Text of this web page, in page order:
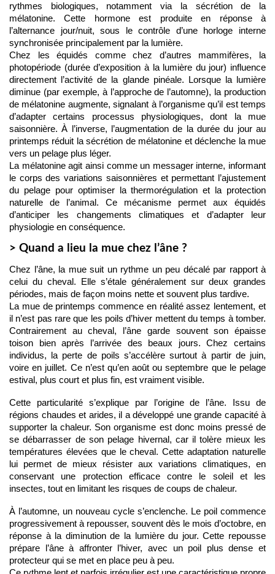
rythmes biologiques, notamment via la sécrétion de la
mélatonine. Cette hormone est produite en réponse à
l’alternance jour/nuit, sous le contrôle d’une horloge interne
synchronisée principalement par la lumière.
Chez les équidés comme chez d’autres mammifères, la
photopériode (durée d’exposition à la lumière du jour) influence
directement l’activité de la glande pinéale. Lorsque la lumière
diminue (par exemple, à l’approche de l’automne), la production
de mélatonine augmente, signalant à l’organisme qu’il est temps
d’adapter certains processus physiologiques, dont la mue
saisonnière. À l’inverse, l’augmentation de la durée du jour au
printemps réduit la sécrétion de mélatonine et déclenche la mue
vers un pelage plus léger.
La mélatonine agit ainsi comme un messager interne, informant
le corps des variations saisonnières et permettant l’ajustement
du pelage pour optimiser la thermorégulation et la protection
naturelle de l’animal. Ce mécanisme permet aux équidés
d’anticiper les changements climatiques et d’adapter leur
physiologie en conséquence.
> Quand a lieu la mue chez l’âne ?
Chez l’âne, la mue suit un rythme un peu décalé par rapport à
celui du cheval. Elle s’étale généralement sur deux grandes
périodes, mais de façon moins nette et souvent plus tardive.
La mue de printemps commence en réalité assez lentement, et
il n’est pas rare que les poils d’hiver mettent du temps à tomber.
Contrairement au cheval, l’âne garde souvent son épaisse
toison bien après l’arrivée des beaux jours. Chez certains
individus, la perte de poils s’accélère surtout à partir de juin,
voire en juillet. Ce n’est qu’en août ou septembre que le pelage
estival, plus court et plus fin, est vraiment visible.
Cette particularité s’explique par l’origine de l’âne. Issu de
régions chaudes et arides, il a développé une grande capacité à
supporter la chaleur. Son organisme est donc moins pressé de
se débarrasser de son pelage hivernal, car il tolère mieux les
températures élevées que le cheval. Cette adaptation naturelle
lui permet de mieux résister aux variations climatiques, en
conservant une protection efficace contre le soleil et les
insectes, tout en limitant les risques de coups de chaleur.
À l’automne, un nouveau cycle s’enclenche. Le poil commence
progressivement à repousser, souvent dès le mois d’octobre, en
réponse à la diminution de la lumière du jour. Cette repousse
prépare l’âne à affronter l’hiver, avec un poil plus dense et
protecteur qui se met en place peu à peu.